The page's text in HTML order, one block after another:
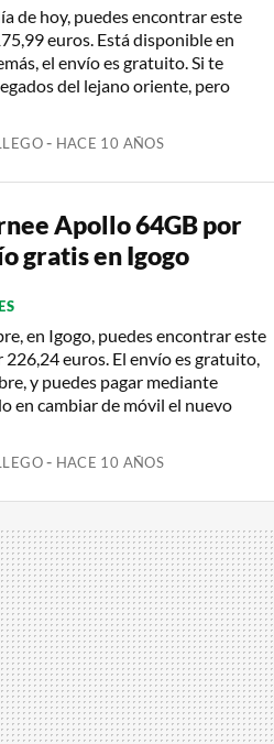
de hoy, puedes encontrar este
euros. Está disponible en
el envío es gratuito. Si te
del lejano oriente, pero
HACE 10 AÑOS
Apollo 64GB por
gratis en Igogo
en Igogo, puedes encontrar este
euros. El envío es gratuito,
y puedes pagar mediante
en cambiar de móvil el nuevo
HACE 10 AÑOS